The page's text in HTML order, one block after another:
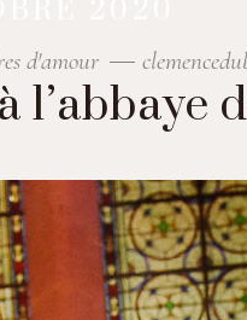
d'amour
l’abbaye